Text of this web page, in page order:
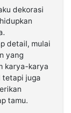
dekorasi
detail, mulai
yang
karya-karya
tetapi juga
tamu.